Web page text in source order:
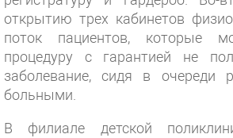
открытию трех кабинетов
поток пациентов, которые
процедуру с гарантией не
заболевание, сидя в очереди
больными.
В филиале детской